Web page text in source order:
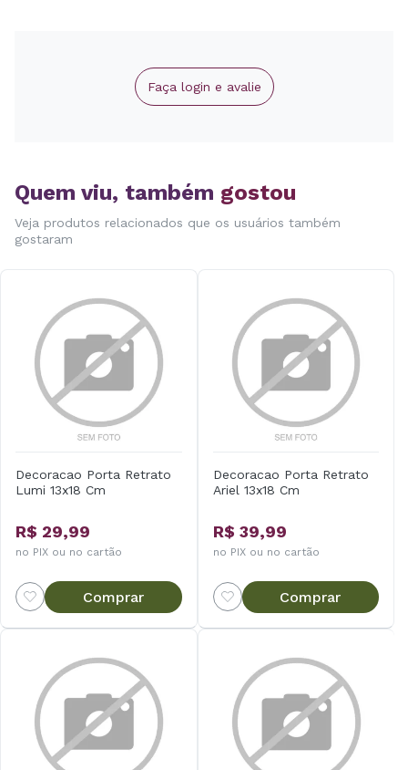
Faça login e avalie
Quem viu, também gostou
Veja produtos relacionados que os usuários também
gostaram
Decoracao Porta Retrato
Lumi 13x18 Cm
R$ 29,99
no PIX ou no cartão
Comprar
Decoracao Porta Retrato
Ariel 13x18 Cm
R$ 39,99
no PIX ou no cartão
Comprar